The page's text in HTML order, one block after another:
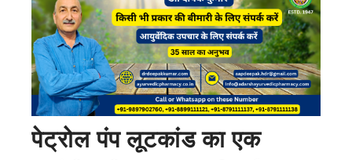
पेट्रोल पंप लूटकांड का एक